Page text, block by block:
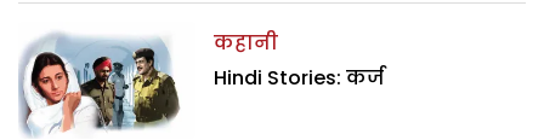
कहानी
Hindi Stories: कर्ज